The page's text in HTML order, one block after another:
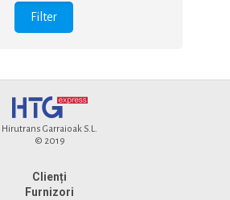
Hirutrans Garraioak S.L.
© 2019
Clienți
Furnizori